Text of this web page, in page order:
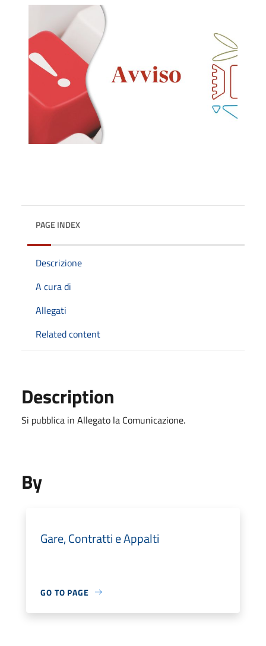
PAGE INDEX
Descrizione
A cura di
Allegati
Related content
Description
Si pubblica in Allegato la Comunicazione.
By
Gare, Contratti e Appalti
GO TO PAGE